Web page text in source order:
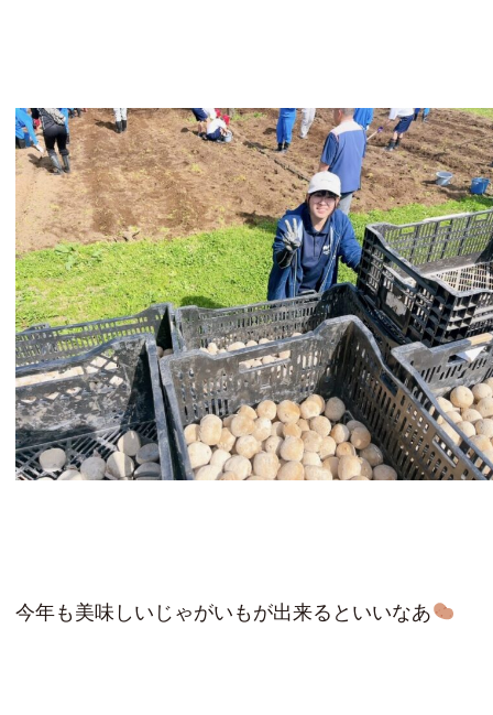
今年も美味しいじゃがいもが出来るといいなあ